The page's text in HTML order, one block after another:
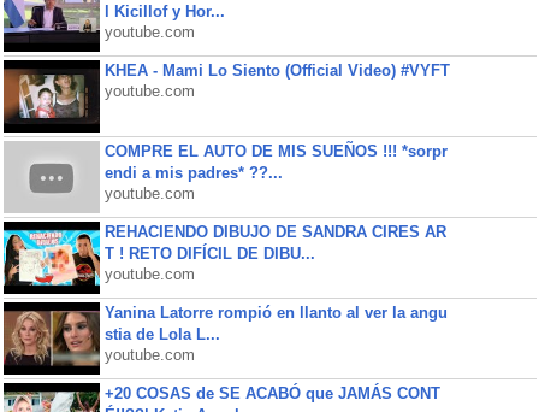
l Kicillof y Hor...
youtube.com
KHEA - Mami Lo Siento (Official Video) #VYFT
youtube.com
COMPRE EL AUTO DE MIS SUEÑOS !!! *sorpr
endi a mis padres* ??...
youtube.com
REHACIENDO DIBUJO DE SANDRA CIRES AR
T ! RETO DIFÍCIL DE DIBU...
youtube.com
Yanina Latorre rompió en llanto al ver la angu
stia de Lola L...
youtube.com
+20 COSAS de SE ACABÓ que JAMÁS CONT